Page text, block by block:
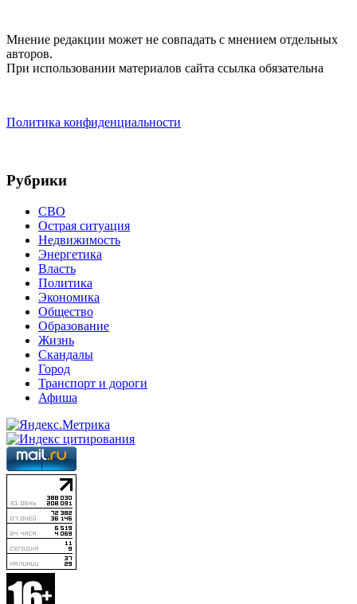
Мнение редакции может не совпадать с мнением отдельных
авторов.
При использовании материалов сайта ссылка обязательна
Политика конфиденциальности
Рубрики
СВО
Острая ситуация
Недвижимость
Энергетика
Власть
Политика
Экономика
Общество
Образование
Жизнь
Скандалы
Город
Транспорт и дороги
Афиша